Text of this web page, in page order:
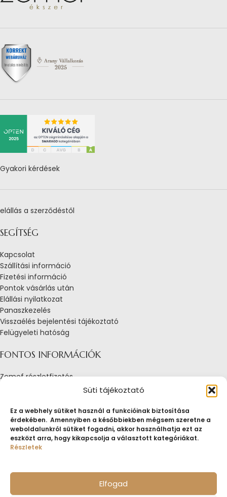
Süti tájékoztató
Ez a webhely sütiket használ a funkcióinak biztosítása
érdekében. Amennyiben a későbbiekben mégsem szeretne a
weboldalunkról sütiket fogadni, akkor használhatja ezt az
eszközt arra, hogy kikapcsolja a választott kategóriákat.
Részletek
Elfogad
Gyakori kérdések
elállás a szerződéstől
SEGÍTSÉG
Kapcsolat
Szállítási információ
Fizetési információ
Pontok vásárlás után
Elállási nyilatkozat
Panaszkezelés
Visszaélés bejelentési tájékoztató
Felügyeleti hatóság
FONTOS INFORMÁCIÓK
Zemef részletfizetés
Adatkezelési tájékoztató
Tájékoztató sütik alkalmazásáról
Fogyasztóvédelmi tájékoztató
Jogi nyilatkozat
Impresszum